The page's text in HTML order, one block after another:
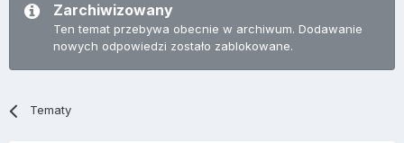
Zarchiwizowany
Ten temat przebywa obecnie w archiwum. Dodawanie
nowych odpowiedzi zostało zablokowane.
Tematy